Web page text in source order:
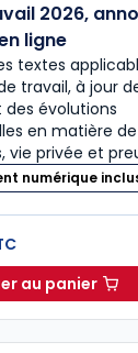
limitée à
2026,
ligne
textes
travail, à jour
des évolutions
en matière de
vie privée et
numérique
au panier
Code du